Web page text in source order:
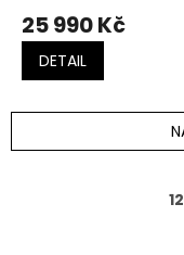
25 990 Kč
DETAIL